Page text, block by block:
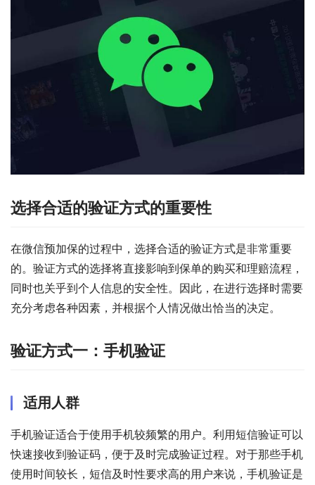
选择合适的验证方式的重要性
在微信预加保的过程中，选择合适的验证方式是非常重要
的。验证方式的选择将直接影响到保单的购买和理赔流程，
同时也关乎到个人信息的安全性。因此，在进行选择时需要
充分考虑各种因素，并根据个人情况做出恰当的决定。
验证方式一：手机验证
适用人群
手机验证适合于使用手机较频繁的用户。利用短信验证可以
快速接收到验证码，便于及时完成验证过程。对于那些手机
使用时间较长，短信及时性要求高的用户来说，手机验证是